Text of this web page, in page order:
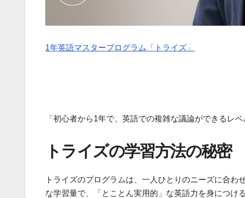
1年英語マスタープログラム「トライズ」
「初心者から1年で、英語での複雑な議論ができるレベ
トライズの学習方法の秘密
トライズのプログラムは、一人ひとりのニーズに合
な学習量で、「とことん実用的」な英語力を身につけ